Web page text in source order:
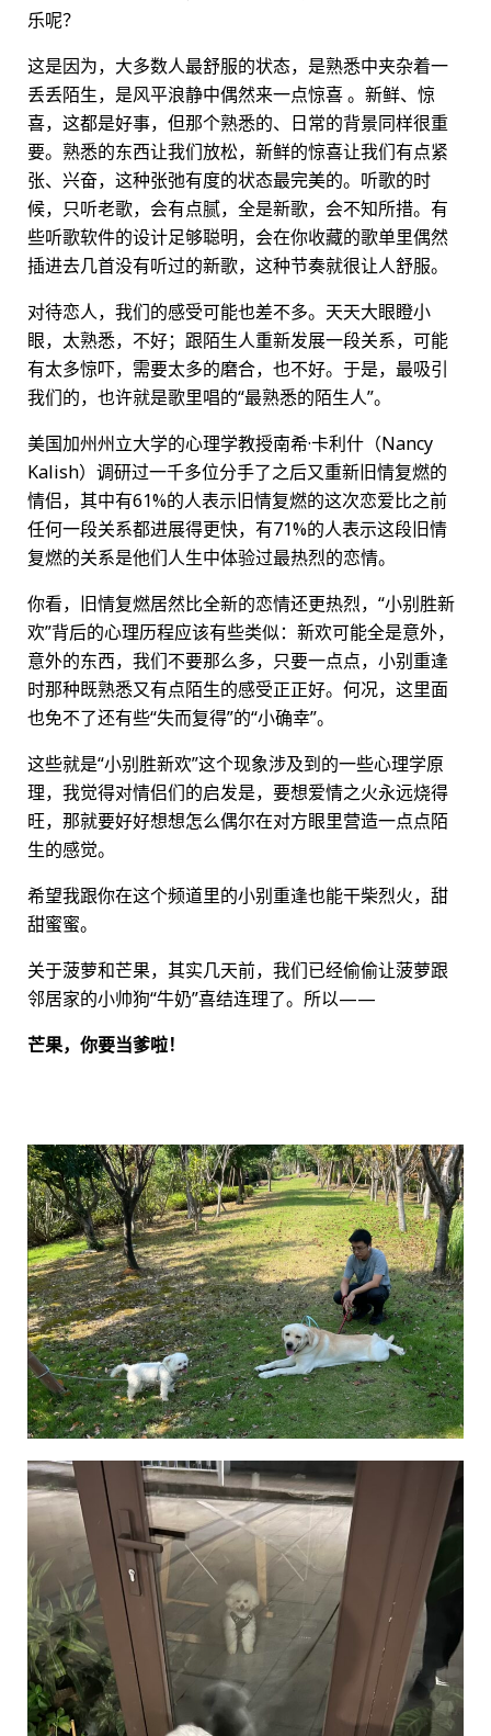
乐呢？
这是因为，大多数人最舒服的状态，是熟悉中夹杂着一
丢丢陌生，是风平浪静中偶然来一点惊喜 。新鲜、惊
喜，这都是好事，但那个熟悉的、日常的背景同样很重
要。熟悉的东西让我们放松，新鲜的惊喜让我们有点紧
张、兴奋，这种张弛有度的状态最完美的。听歌的时
候，只听老歌，会有点腻，全是新歌，会不知所措。有
些听歌软件的设计足够聪明，会在你收藏的歌单里偶然
插进去几首没有听过的新歌，这种节奏就很让人舒服。
对待恋人，我们的感受可能也差不多。天天大眼瞪小
眼，太熟悉，不好；跟陌生人重新发展一段关系，可能
有太多惊吓，需要太多的磨合，也不好。于是，最吸引
我们的，也许就是歌里唱的“最熟悉的陌生人”。
美国加州州立大学的心理学教授南希·卡利什（Nancy
Kalish）调研过一千多位分手了之后又重新旧情复燃的
情侣，其中有61%的人表示旧情复燃的这次恋爱比之前
任何一段关系都进展得更快，有71%的人表示这段旧情
复燃的关系是他们人生中体验过最热烈的恋情。
你看，旧情复燃居然比全新的恋情还更热烈，“小别胜新
欢”背后的心理历程应该有些类似：新欢可能全是意外，
意外的东西，我们不要那么多，只要一点点，小别重逢
时那种既熟悉又有点陌生的感受正正好。何况，这里面
也免不了还有些“失而复得”的“小确幸”。
这些就是“小别胜新欢”这个现象涉及到的一些心理学原
理，我觉得对情侣们的启发是，要想爱情之火永远烧得
旺，那就要好好想想怎么偶尔在对方眼里营造一点点陌
生的感觉。
希望我跟你在这个频道里的小别重逢也能干柴烈火，甜
甜蜜蜜。
关于菠萝和芒果，其实几天前，我们已经偷偷让菠萝跟
邻居家的小帅狗“牛奶”喜结连理了。所以——
芒果，你要当爹啦！